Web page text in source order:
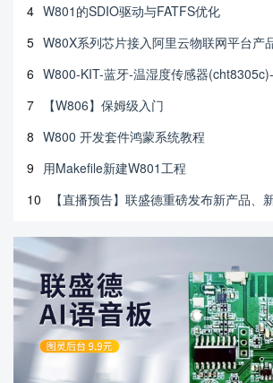
4 W801的SDIO驱动与FATFS优化
5 W80X系列芯片接入阿里云物联网平台产
6 W800-KIT-蓝牙-温湿度传感器
7
【W806】保姆级入门
8 W800 开发套件鸿蒙系统教程
9
用Makefile新建W801工程
10
【直播预告】联盛德重磅发布新产品、